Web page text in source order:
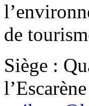
de
Siège :
l’Escarène